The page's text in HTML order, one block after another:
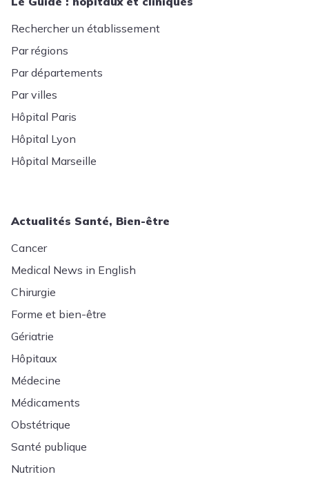
Rechercher un établissement
Par régions
Par départements
Par villes
Hôpital Paris
Hôpital Lyon
Hôpital Marseille
Actualités Santé, Bien-être
Cancer
Medical News in English
Chirurgie
Forme et bien-être
Gériatrie
Hôpitaux
Médecine
Médicaments
Obstétrique
Santé publique
Nutrition